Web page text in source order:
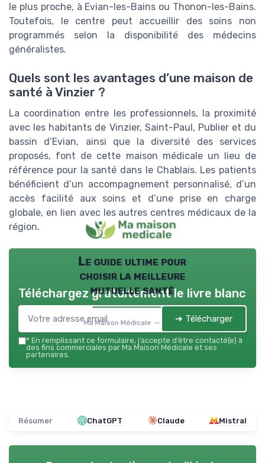
le plus proche, à Evian-les-Bains ou Thonon-les-Bains.
Toutefois, le centre peut accueillir des soins non
programmés selon la disponibilité des médecins
généralistes.
Quels sont les avantages d’une maison de
santé à Vinzier ?
La coordination entre les professionnels, la proximité
avec les habitants de Vinzier, Saint-Paul, Publier et du
bassin d’Evian, ainsi que la diversité des services
proposés, font de cette maison médicale un lieu de
référence pour la santé dans le Chablais. Les patients
bénéficient d’un accompagnement personnalisé, d’un
accès facilité aux soins et d’une prise en charge
globale, en lien avec les autres centres médicaux de la
région.
Le guide ultime pour
choisir la meilleure
mutuelle santé
Ma Maison Médicale — 2026
Téléchargez gratuitement le livre blanc
➔ Télécharger
* En remplissant ce formulaire, j’accepte d’être contacté(e) à
des fins commerciales par Ma Maison Médicale et ses
partenaires.
Résumer ChatGPT Claude Mistral